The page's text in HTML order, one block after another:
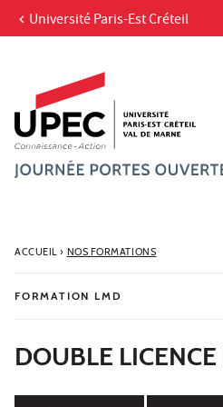
Aller au contenu
Recherche
Université Paris-Est Créteil
ACCUEIL› NOS FORMATIONS
FORMATION LMD
DOUBLE